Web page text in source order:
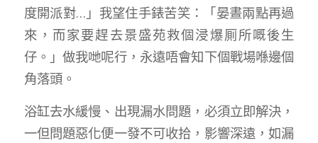
度開派對…」我望住手錶苦笑：「晏晝兩點再過
來，而家要趕去景盛苑救個浸爆厠所嘅後生
仔。」做我哋呢行，永遠唔會知下個戰場喺邊個
角落頭。
浴缸去水緩慢、出現漏水問題，必須立即解決，
一但問題惡化便一發不可收拾，影響深遠，如漏